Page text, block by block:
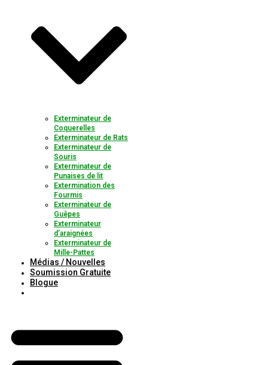
Exterminateur de
Coquerelles
Exterminateur de Rats
Exterminateur de
Souris
Exterminateur de
Punaises de lit
Extermination des
Fourmis
Exterminateur de
Guêpes
Exterminateur
d’araignées
Exterminateur de
Mille-Pattes
Médias / Nouvelles
Soumission Gratuite
Blogue